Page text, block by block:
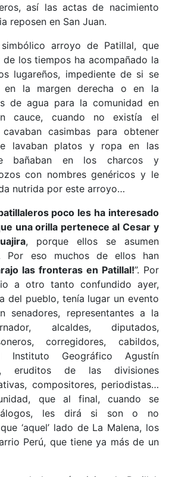
así las actas de nacimiento
reposen en San Juan.
arroyo de Patillal, que
los tiempos ha acompañado la
lugareños, impediente de si se
en la margen derecha o en la
de agua para la comunidad en
cauce, cuando no existía el
casimbas para obtener
lavaban platos y ropa en las
bañaban en los charcos y
con nombres genéricos y le
nutrida por este arroyo…
poco les ha interesado
una orilla pertenece al Cesar y
, porque ellos se asumen
Por eso muchos de ellos han
las fronteras en Patillal!”. Por
a otro tanto confundido ayer,
del pueblo, tenía lugar un evento
senadores, representantes a la
alcaldes, diputados,
corregidores, cabildos,
Instituto Geográfico Agustín
eruditos de las divisiones
compositores, periodistas…
que al final, cuando se
les dirá si son o no
‘aquel’ lado de La Malena, los
Perú, que tiene ya más de un